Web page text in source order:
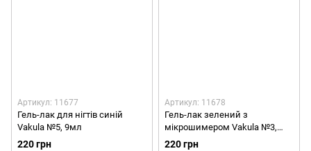
Артикул: 11677
Гель-лак для нігтів синій
Vakula №5, 9мл
220 грн
Артикул: 11678
Гель-лак зелений з
мікрошимером Vakula №3,
9мл
220 грн